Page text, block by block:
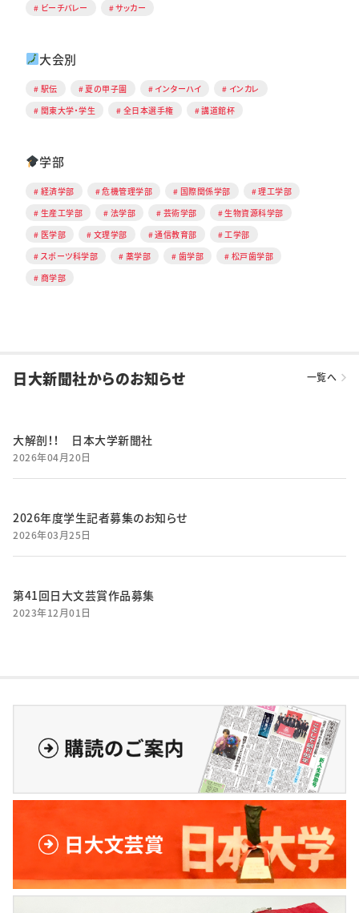
ビーチバレー
サッカー
大会別
駅伝 夏の甲子園 インターハイ
インカレ
関東大学・学生
全日本選手権 講道館杯
学部
経済学部 危機管理学部 国際関係学部
理工学部
生産工学部
法学部 芸術学部
生物資源科学部
医学部
文理学部 通信教育部
工学部
スポーツ科学部
薬学部 歯学部
松戸歯学部
商学部
日大新聞社からのお知らせ 一覧へ
大解剖！！ 日本大学新聞社
2026年04月20日
2026年度学生記者募集のお知らせ
2026年03月25日
第41回日大文芸賞作品募集
2023年12月01日